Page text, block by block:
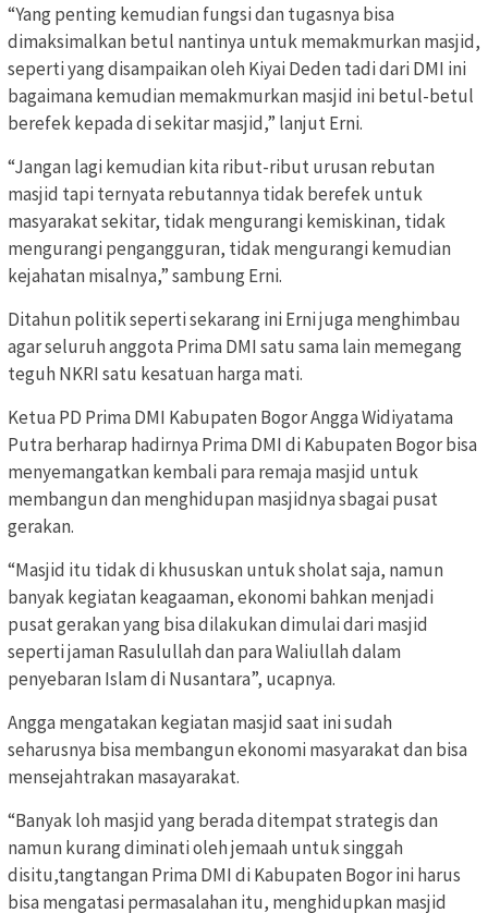
“Yang penting kemudian fungsi dan tugasnya bisa
dimaksimalkan betul nantinya untuk memakmurkan masjid,
seperti yang disampaikan oleh Kiyai Deden tadi dari DMI ini
bagaimana kemudian memakmurkan masjid ini betul-betul
berefek kepada di sekitar masjid,” lanjut Erni.
“Jangan lagi kemudian kita ribut-ribut urusan rebutan
masjid tapi ternyata rebutannya tidak berefek untuk
masyarakat sekitar, tidak mengurangi kemiskinan, tidak
mengurangi pengangguran, tidak mengurangi kemudian
kejahatan misalnya,” sambung Erni.
Ditahun politik seperti sekarang ini Erni juga menghimbau
agar seluruh anggota Prima DMI satu sama lain memegang
teguh NKRI satu kesatuan harga mati.
Ketua PD Prima DMI Kabupaten Bogor Angga Widiyatama
Putra berharap hadirnya Prima DMI di Kabupaten Bogor bisa
menyemangatkan kembali para remaja masjid untuk
membangun dan menghidupan masjidnya sbagai pusat
gerakan.
“Masjid itu tidak di khususkan untuk sholat saja, namun
banyak kegiatan keagaaman, ekonomi bahkan menjadi
pusat gerakan yang bisa dilakukan dimulai dari masjid
seperti jaman Rasulullah dan para Waliullah dalam
penyebaran Islam di Nusantara”, ucapnya.
Angga mengatakan kegiatan masjid saat ini sudah
seharusnya bisa membangun ekonomi masyarakat dan bisa
mensejahtrakan masayarakat.
“Banyak loh masjid yang berada ditempat strategis dan
namun kurang diminati oleh jemaah untuk singgah
disitu,tangtangan Prima DMI di Kabupaten Bogor ini harus
bisa mengatasi permasalahan itu, menghidupkan masjid